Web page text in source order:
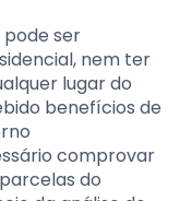
ser
nem ter
lugar do
benefícios de
comprovar
do